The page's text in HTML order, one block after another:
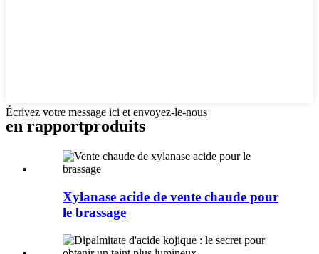
Écrivez votre message ici et envoyez-le-nous
en rapportproduits
Xylanase acide de vente chaude pour
le brassage